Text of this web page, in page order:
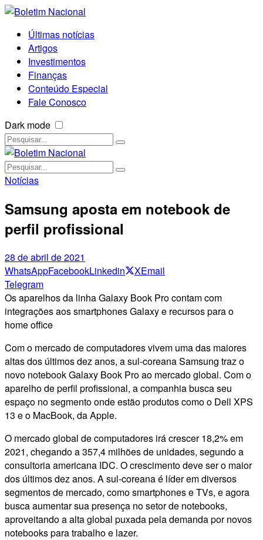
Últimas notícias
Artigos
Investimentos
Finanças
Conteúdo Especial
Fale Conosco
Dark mode
Notícias
Samsung aposta em notebook de
perfil profissional
28 de abril de 2021
WhatsAppFacebookLinkedin XEmail
Telegram
Os aparelhos da linha Galaxy Book Pro contam com
integrações aos smartphones Galaxy e recursos para o
home office
Com o mercado de computadores vivem uma das maiores
altas dos últimos dez anos, a sul-coreana Samsung traz o
novo notebook Galaxy Book Pro ao mercado global. Com o
aparelho de perfil profissional, a companhia busca seu
espaço no segmento onde estão produtos como o Dell XPS
13 e o MacBook, da Apple.
O mercado global de computadores irá crescer 18,2% em
2021, chegando a 357,4 milhões de unidades, segundo a
consultoria americana IDC. O crescimento deve ser o maior
dos últimos dez anos. A sul-coreana é líder em diversos
segmentos de mercado, como smartphones e TVs, e agora
busca aumentar sua presença no setor de notebooks,
aproveitando a alta global puxada pela demanda por novos
notebooks para trabalho e lazer.